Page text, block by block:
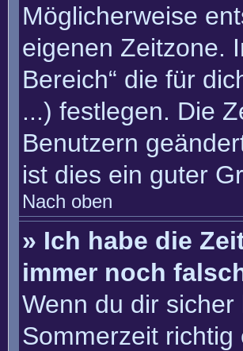
Möglicherweise
eigenen Zeitzone.
Bereich“ die für
...) festlegen. Die
Benutzern
ist dies ein guter
Nach oben
» Ich habe die
immer noch
Wenn du dir
Sommerzeit